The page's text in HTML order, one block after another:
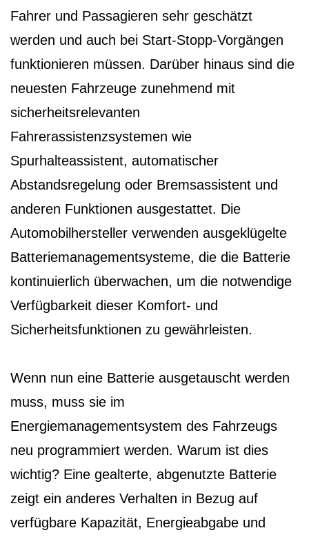
Fahrer und Passagieren sehr geschätzt
werden und auch bei Start-Stopp-Vorgängen
funktionieren müssen. Darüber hinaus sind die
neuesten Fahrzeuge zunehmend mit
sicherheitsrelevanten
Fahrerassistenzsystemen wie
Spurhalteassistent, automatischer
Abstandsregelung oder Bremsassistent und
anderen Funktionen ausgestattet. Die
Automobilhersteller verwenden ausgeklügelte
Batteriemanagementsysteme, die die Batterie
kontinuierlich überwachen, um die notwendige
Verfügbarkeit dieser Komfort- und
Sicherheitsfunktionen zu gewährleisten.
Wenn nun eine Batterie ausgetauscht werden
muss, muss sie im
Energiemanagementsystem des Fahrzeugs
neu programmiert werden. Warum ist dies
wichtig? Eine gealterte, abgenutzte Batterie
zeigt ein anderes Verhalten in Bezug auf
verfügbare Kapazität, Energieabgabe und